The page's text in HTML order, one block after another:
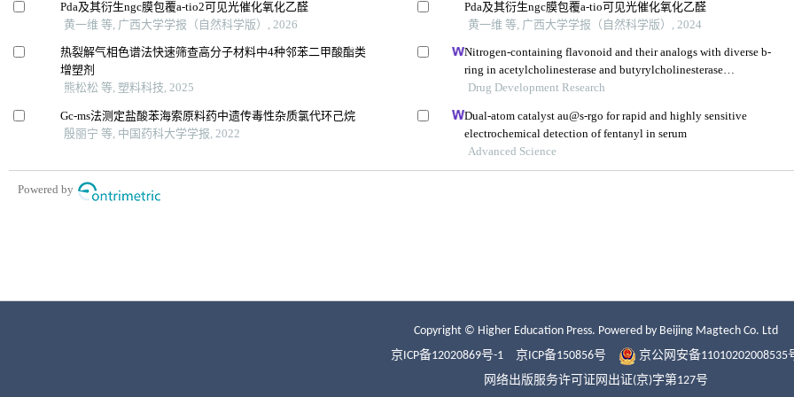
Copyright © Higher Education Press. Powered by Beijing Magtech Co. Ltd
京ICP备12020869号-1
京ICP备150856号
京公网安备11010202008535
网络出版服务许可证网出证(京)字第127号